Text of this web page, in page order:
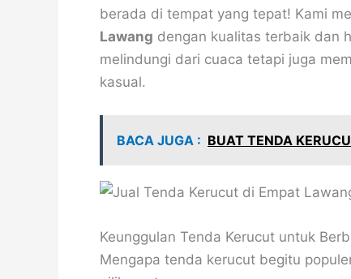
berada di tempat yang tepat! Kami
Lawang dengan kualitas terbaik dan
melindungi dari cuaca tetapi juga
kasual.
BACA JUGA : BUAT TENDA
Keunggulan Tenda Kerucut untuk
Mengapa tenda kerucut begitu